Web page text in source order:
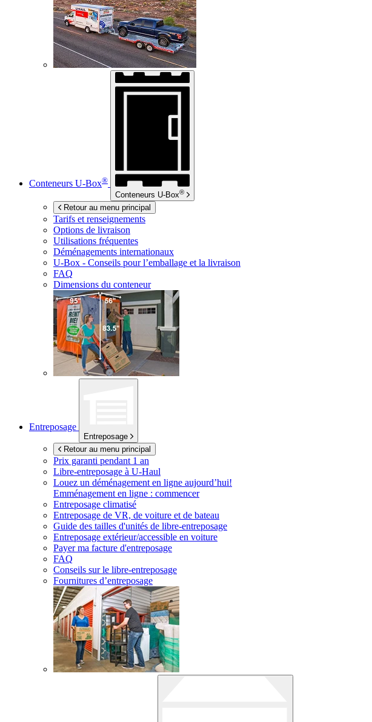
Conteneurs U-Box®
Conteneurs U-Box®
Retour au menu principal
Tarifs et renseignements
Options de livraison
Utilisations fréquentes
Déménagements internationaux
U-Box - Conseils pour l’emballage et la livraison
FAQ
Dimensions du conteneur
Entreposage
Entreposage
Retour au menu principal
Prix garanti pendant 1 an
Libre-entreposage à U-Haul
Louez un déménagement en ligne aujourd’hui!
Emménagement en ligne : commencer
Entreposage climatisé
Entreposage de VR, de voiture et de bateau
Guide des tailles d'unités de libre-entreposage
Entreposage extérieur/accessible en voiture
Payer ma facture d'entreposage
FAQ
Conseils sur le libre-entreposage
Fournitures d’entreposage